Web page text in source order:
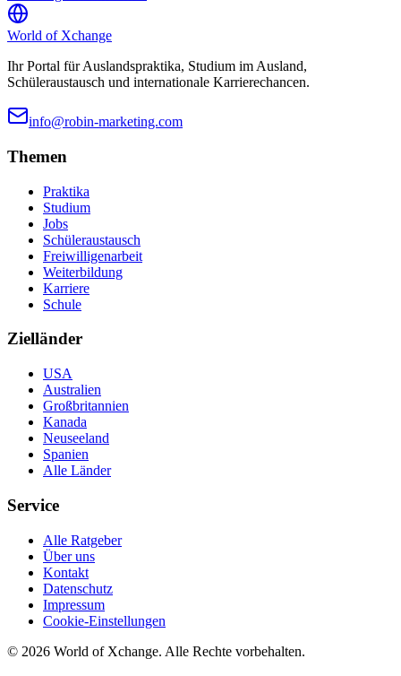
World of Xchange
Ihr Portal für Auslandspraktika, Studium im Ausland,
Schüleraustausch und internationale Karrierechancen.
info@robin-marketing.com
Themen
Praktika
Studium
Jobs
Schüleraustausch
Freiwilligenarbeit
Weiterbildung
Karriere
Schule
Zielländer
USA
Australien
Großbritannien
Kanada
Neuseeland
Spanien
Alle Länder
Service
Alle Ratgeber
Über uns
Kontakt
Datenschutz
Impressum
Cookie-Einstellungen
© 2026 World of Xchange. Alle Rechte vorbehalten.